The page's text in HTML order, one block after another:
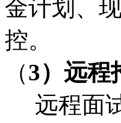
金计划、
控。
（3）远程
远程面